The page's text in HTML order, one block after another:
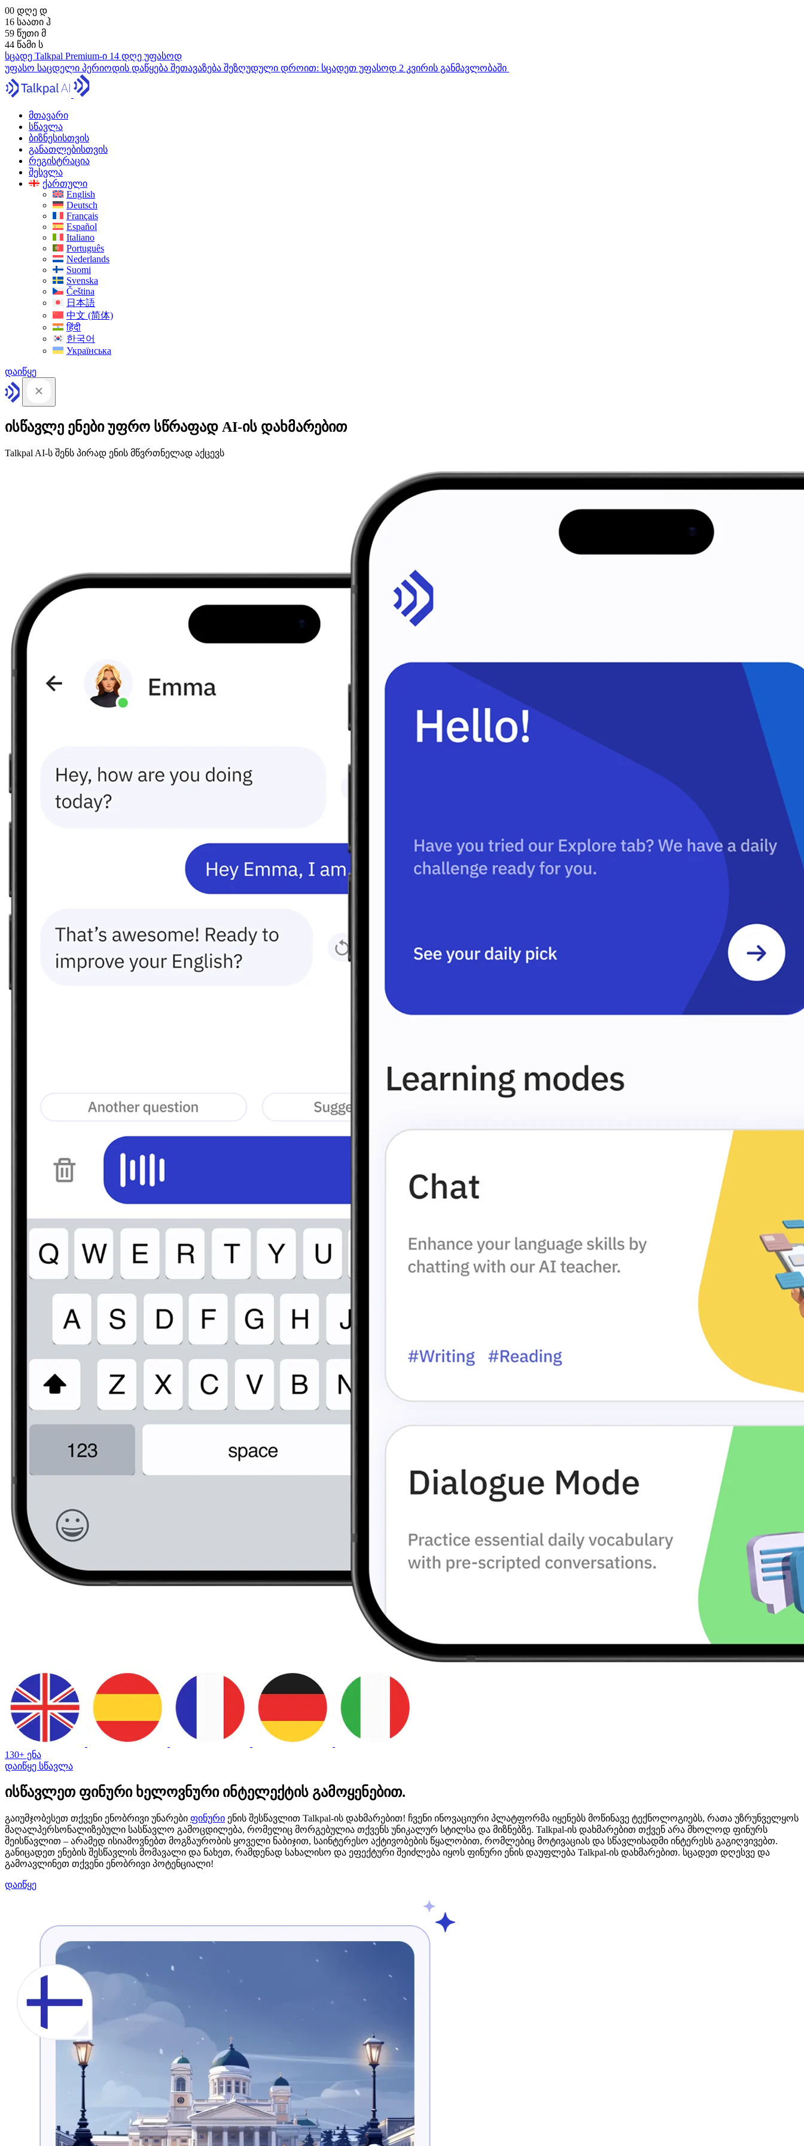
00 დღე დ
16 საათი ჰ
59 წუთი მ
43 წამი ს
სცადე Talkpal Premium-ი 14 დღე უფასოდ
უფასო საცდელი პერიოდის დაწყება შეთავაზება შეზღუდული დროით: სცადეთ უფასოდ 2 კვირის განმავლობაში
მთავარი
სწავლა
ბიზნესისთვის
განათლებისთვის
რეგისტრაცია
შესვლა
ქართული
English
Deutsch
Français
Español
Italiano
Português
Nederlands
Suomi
Svenska
Čeština
日本語
中文 (简体)
हिंदी
한국어
Українська
დაიწყე
ისწავლე ენები უფრო სწრაფად AI-ის დახმარებით
Talkpal AI-ს შენს პირად ენის მწვრთნელად აქცევს
130+ ენა
დაიწყე სწავლა
ისწავლეთ ფინური ხელოვნური ინტელექტის გამოყენებით.
გაიუმჯობესეთ თქვენი ენობრივი უნარები ფინური ენის შესწავლით Talkpal-ის დახმარებით! ჩვენი ინოვაციური პლატფორმა იყენებს მოწინავე ტექნოლოგიებს, რათა უზრუნველყოს
მაღალპერსონალიზებული სასწავლო გამოცდილება, რომელიც მორგებულია თქვენს უნიკალურ სტილსა და მიზნებზე. Talkpal-ის დახმარებით თქვენ არა მხოლოდ ფინურს
შეისწავლით – არამედ ისიამოვნებთ მოგზაურობის ყოველი ნაბიჯით, საინტერესო აქტივობების წყალობით, რომლებიც მოტივაციას და სწავლისადმი ინტერესს გაგიღვივებთ.
განიცადეთ ენების შესწავლის მომავალი და ნახეთ, რამდენად სახალისო და ეფექტური შეიძლება იყოს ფინური ენის დაუფლება Talkpal-ის დახმარებით. სცადეთ დღესვე და
გამოავლინეთ თქვენი ენობრივი პოტენციალი!
დაიწყე